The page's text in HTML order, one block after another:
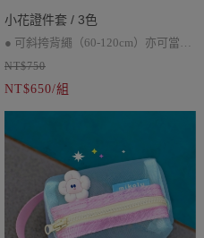
小花證件套 / 3色
● 可斜挎背繩（60-120cm）亦可當作
手機掛繩使用
● 調節式背繩*1、可拆卸小花、雙面
拉鍊證件套
NT$750
NT$650/組